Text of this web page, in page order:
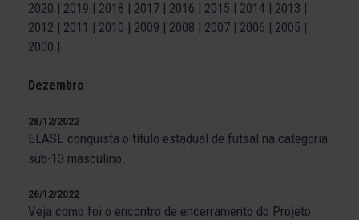
2020
2019 2018 2017 2016 2015 2014 2013
2012
2011 2010 2009 2008 2007 2006 2005
2000
Dezembro
28/12/2022
ELASE conquista o título estadual de futsal na categoria
sub-13 masculino.
26/12/2022
Veja como foi o encontro de encerramento do Projeto